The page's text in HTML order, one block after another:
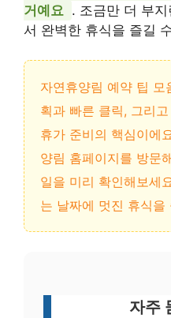
거예요
. 조금만 더 부
서 완벽한 휴식을 즐길
자연휴양림 예약 팁 모
획과 빠른 클릭, 그리
휴가 준비의 핵심이에
양림 홈페이지를 방문
일을 미리 확인해보세
는 날짜에 멋진 휴식을
자주